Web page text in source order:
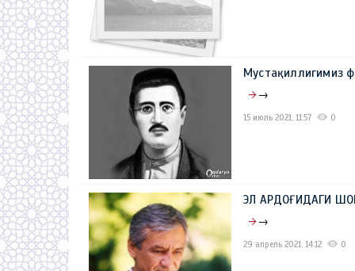
Мустақиллигимиз
→
15 июль 2021, 11:57 0
ЭЛ АРДОҒИДАГИ
→
29 апрель 2021, 14:12 0